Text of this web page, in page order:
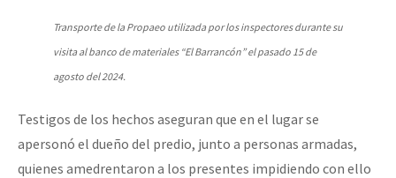
Transporte de la Propaeo utilizada por los inspectores durante su
visita al banco de materiales “El Barrancón” el pasado 15 de
agosto del 2024.
Testigos de los hechos aseguran que en el lugar se
apersonó el dueño del predio, junto a personas armadas,
quienes amedrentaron a los presentes impidiendo con ello